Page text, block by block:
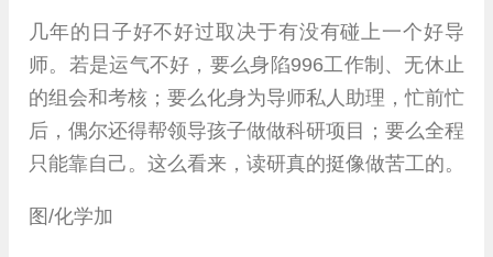
几年的日子好不好过取决于有没有碰上一个好导
师。若是运气不好，要么身陷996工作制、无休止
的组会和考核；要么化身为导师私人助理，忙前忙
后，偶尔还得帮领导孩子做做科研项目；要么全程
只能靠自己。这么看来，读研真的挺像做苦工的。
图/化学加